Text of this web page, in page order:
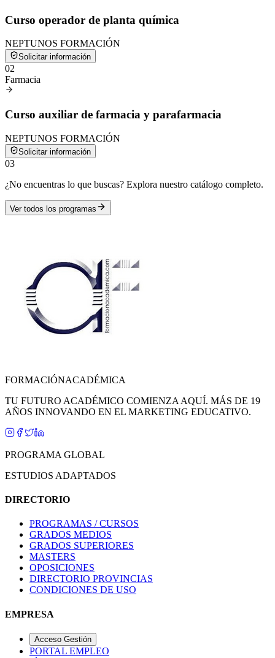
Curso operador de planta química
NEPTUNOS FORMACIÓN
Solicitar información
02
Farmacia
Curso auxiliar de farmacia y parafarmacia
NEPTUNOS FORMACIÓN
Solicitar información
03
¿No encuentras lo que buscas? Explora nuestro catálogo completo.
Ver todos los programas
FORMACIÓNACADÉMICA
TU FUTURO ACADÉMICO COMIENZA AQUÍ. MÁS DE 19
AÑOS INNOVANDO EN EL MARKETING EDUCATIVO.
PROGRAMA GLOBAL
ESTUDIOS ADAPTADOS
DIRECTORIO
PROGRAMAS / CURSOS
GRADOS MEDIOS
GRADOS SUPERIORES
MASTERS
OPOSICIONES
DIRECTORIO PROVINCIAS
CONDICIONES DE USO
EMPRESA
Acceso Gestión
PORTAL EMPLEO